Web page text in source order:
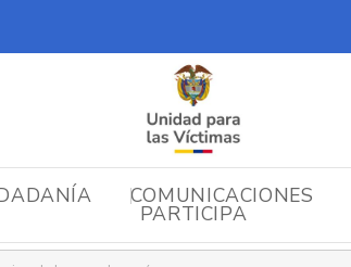
COMUNICACIONES
PARTICIPA